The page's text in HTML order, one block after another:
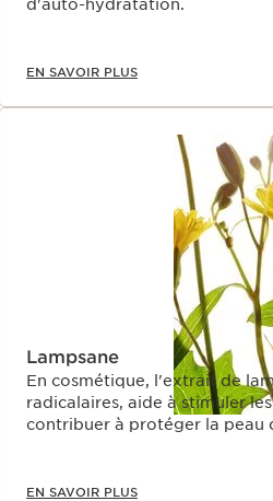
d'auto-hydratation.
EN SAVOIR PLUS
Lampsane
En cosmétique, l'extrait de
radicalaires, aide à stimuler
contribuer à protéger la peau
EN SAVOIR PLUS